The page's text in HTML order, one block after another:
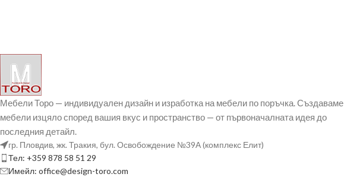
Мебели Торо — индивидуален дизайн и изработка на мебели по поръчка. Създаваме
мебели изцяло според вашия вкус и пространство — от първоначалната идея до
последния детайл.
гр. Пловдив, жк. Тракия, бул. Освобождение №39А (комплекс Елит)
Тел: +359 878 58 51 29
Имейл: office@design-toro.com